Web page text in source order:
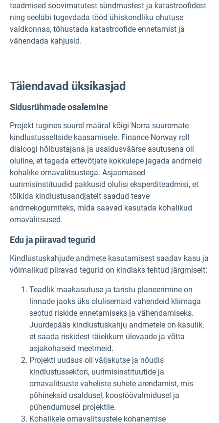
teadmised soovimatutest sündmustest ja katastroofidest
ning seeläbi tugevdada tööd ühiskondliku ohutuse
valdkonnas, tõhustada katastroofide ennetamist ja
vähendada kahjusid.
Täiendavad üksikasjad
Sidusrühmade osalemine
Projekt tugines suurel määral kõigi Norra suuremate
kindlustusseltside kaasamisele. Finance Norway roll
dialoogi hõlbustajana ja usaldusväärse asutusena oli
oluline, et tagada ettevõtjate kokkulepe jagada andmeid
kohalike omavalitsustega. Asjaomased
uurimisinstituudid pakkusid olulisi eksperditeadmisi, et
tõlkida kindlustusandjatelt saadud teave
andmekogumiteks, mida saavad kasutada kohalikud
omavalitsused.
Edu ja piiravad tegurid
Kindlustuskahjude andmete kasutamisest saadav kasu ja
võimalikud piiravad tegurid on kindlaks tehtud järgmiselt:
Teadlik maakasutuse ja taristu planeerimine on
linnade jaoks üks olulisemaid vahendeid kliimaga
seotud riskide ennetamiseks ja vähendamiseks.
Juurdepääs kindlustuskahju andmetele on kasulik,
et saada riskidest täielikum ülevaade ja võtta
asjakohaseid meetmeid.
Projekti uudsus oli väljakutse ja nõudis
kindlustussektori, uurimisinstituutide ja
omavalitsuste vaheliste suhete arendamist, mis
põhineksid usaldusel, koostöövalmidusel ja
pühendumusel projektile.
Kohalikele omavalitsustele kohanemise